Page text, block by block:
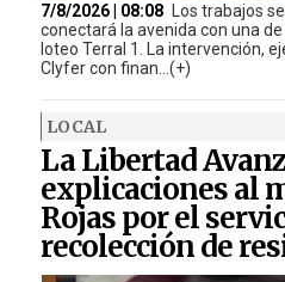
7/8/2026 | 08:08
Los trabajos
conectará la avenida con una
loteo Terral 1. La intervención,
Clyfer con finan...(+)
LOCAL
La Libertad
explicaciones al
Rojas por el
recolección de